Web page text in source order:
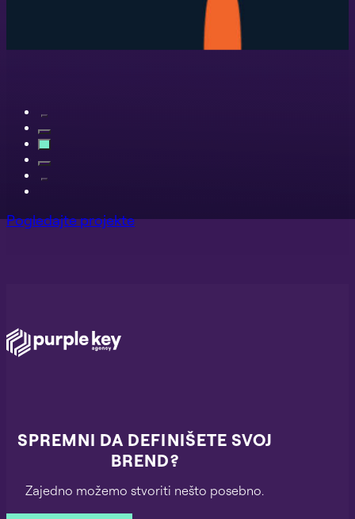
Pogledajte projekte
SPREMNI DA DEFINIŠETE SVOJ
BREND?
Zajedno možemo stvoriti nešto posebno.